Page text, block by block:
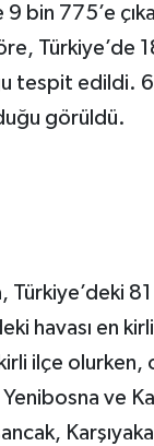
bin 775’e
Türkiye’de
tespit edildi.
görüldü.
Türkiye’deki
havası en
ilçe olurken,
ve